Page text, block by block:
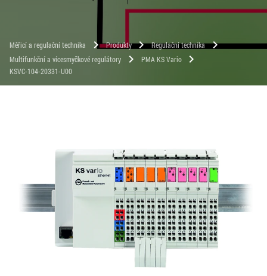
Měřicí a regulační technika chevron_right Produkty chevron_right Regulační technika chevron_right
Multifunkční a vícesmyčkové regulátory chevron_right PMA KS Vario chevron_right
KSVC-104-20331-U00